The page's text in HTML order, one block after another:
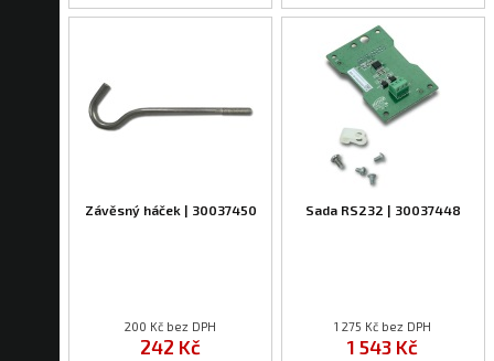
Závěsný háček | 30037450
200 Kč bez DPH
242 Kč
Sada RS232 | 30037448
1 275 Kč bez DPH
1 543 Kč